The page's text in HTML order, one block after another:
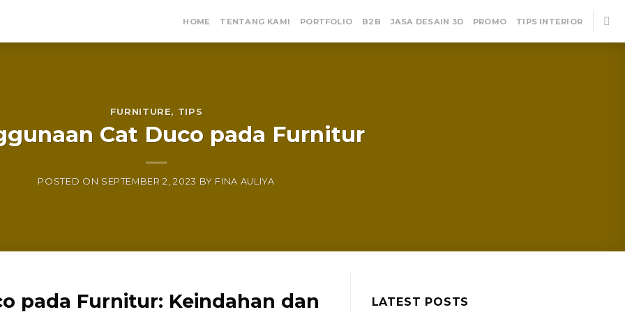
HOME TENTANG KAMI PORTFOLIO B2B JASA DESAIN 3D PROMO TIPS INTERIOR
FURNITURE, TIPS
Cat Duco pada Furnitur
POSTED ON SEPTEMBER 2, 2023 BY FINA AULIYA
pada Furnitur: Keindahan dan
LATEST POSTS